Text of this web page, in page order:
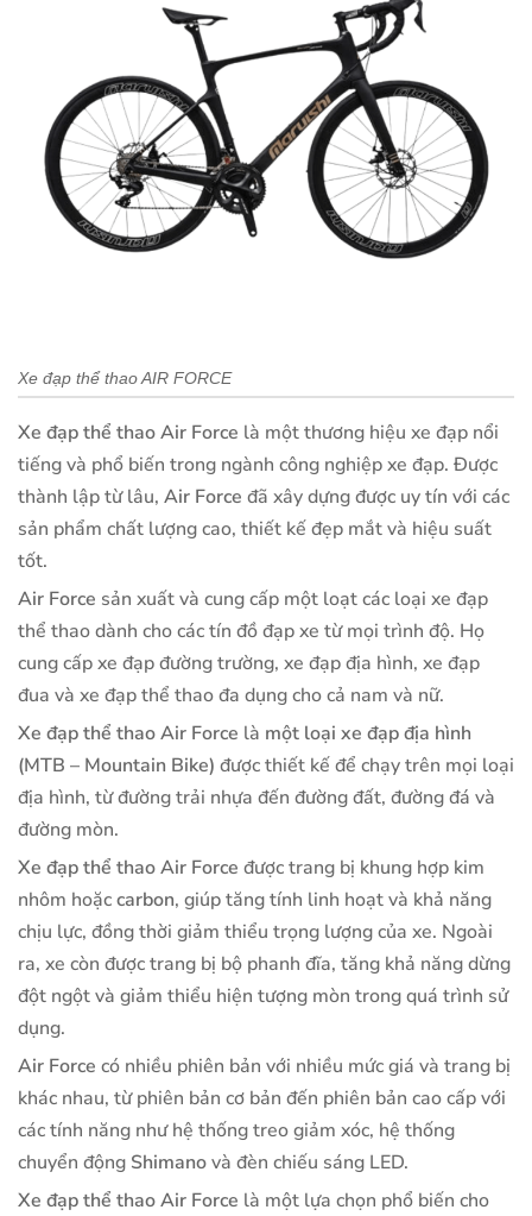
Xe đạp thể thao AIR FORCE
Xe đạp thể thao Air Force là một thương hiệu xe đạp nổi
tiếng và phổ biến trong ngành công nghiệp xe đạp. Được
thành lập từ lâu, Air Force đã xây dựng được uy tín với các
sản phẩm chất lượng cao, thiết kế đẹp mắt và hiệu suất
tốt.
Air Force sản xuất và cung cấp một loạt các loại xe đạp
thể thao dành cho các tín đồ đạp xe từ mọi trình độ. Họ
cung cấp xe đạp đường trường, xe đạp địa hình, xe đạp
đua và xe đạp thể thao đa dụng cho cả nam và nữ.
Xe đạp thể thao Air Force là một loại xe đạp địa hình
(MTB – Mountain Bike) được thiết kế để chạy trên mọi loại
địa hình, từ đường trải nhựa đến đường đất, đường đá và
đường mòn.
Xe đạp thể thao Air Force được trang bị khung hợp kim
nhôm hoặccarbon, giúp tăng tính linh hoạt và khả năng
chịu lực, đồng thời giảm thiểu trọng lượng của xe. Ngoài
ra, xe còn được trang bị bộ phanh đĩa, tăng khả năng dừng
đột ngột và giảm thiểu hiện tượng mòn trong quá trình sử
dụng.
Air Force có nhiều phiên bản với nhiều mức giá và trang bị
khác nhau, từ phiên bản cơ bản đến phiên bản cao cấp với
các tính năng như hệ thống treo giảm xóc, hệ thống
chuyển động Shimanovà đèn chiếu sáng LED.
Xe đạp thể thao Air Force là một lựa chọn phổ biến cho